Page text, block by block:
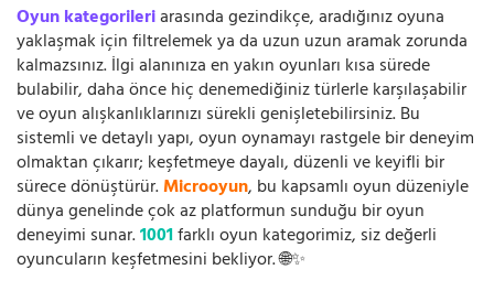
Oyun kategorileriarasında gezindikçe, aradığınız oyuna
yaklaşmak için filtrelemek ya da uzun uzun aramak zorunda
kalmazsınız. İlgi alanınıza en yakın oyunları kısa sürede
bulabilir, daha önce hiç denemediğiniz türlerle karşılaşabilir
ve oyun alışkanlıklarınızı sürekli genişletebilirsiniz. Bu
sistemli ve detaylı yapı, oyun oynamayı rastgele bir deneyim
olmaktan çıkarır; keşfetmeye dayalı, düzenli ve keyifli bir
sürece dönüştürür.Microoyun, bu kapsamlı oyun düzeniyle
dünya genelinde çok az platformun sunduğu bir oyun
deneyimi sunar.1001farklı oyun kategorimiz, siz değerli
oyuncuların keşfetmesini bekliyor. 🌐✨